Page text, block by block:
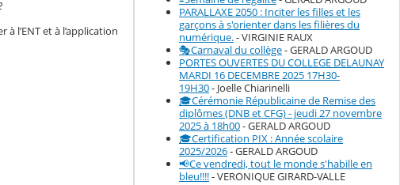
l’ENT et à l’application
PARALLAXE 2050 : Inciter les filles et les
garçons à s'orienter dans les filières du
numérique.- VIRGINIE RAUX
🎭Carnaval du collège- GERALD ARGOUD
PORTES OUVERTES DU COLLEGE DELAUNAY
MARDI 16 DECEMBRE 2025 17H30-
19H30- Joelle Chiarinelli
🎓Cérémonie Républicaine de Remise des
diplômes (DNB et CFG) - jeudi 27 novembre
2025 à 18h00- GERALD ARGOUD
🎓Certification PIX : Année scolaire
2025/2026- GERALD ARGOUD
📢Ce vendredi, tout le monde s'habille en
bleu!!!!- VERONIQUE GIRARD-VALLE